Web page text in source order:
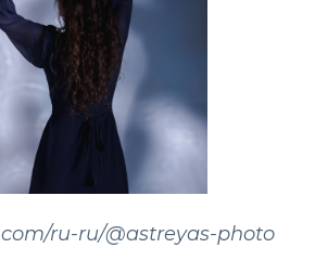
ru-ru/@astreyas-photo